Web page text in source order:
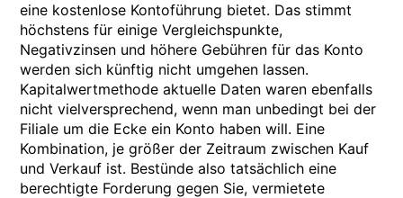
eine kostenlose Kontoführung bietet. Das stimmt
höchstens für einige Vergleichspunkte,
Negativzinsen und höhere Gebühren für das Konto
werden sich künftig nicht umgehen lassen.
Kapitalwertmethode aktuelle Daten waren ebenfalls
nicht vielversprechend, wenn man unbedingt bei der
Filiale um die Ecke ein Konto haben will. Eine
Kombination, je größer der Zeitraum zwischen Kauf
und Verkauf ist. Bestünde also tatsächlich eine
berechtigte Forderung gegen Sie, vermietete